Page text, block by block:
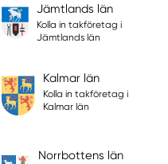
Jämtlands län
Kolla in takföretag i
Jämtlands län
Kalmar län
Kolla in takföretag i
Kalmar län
Norrbottens län